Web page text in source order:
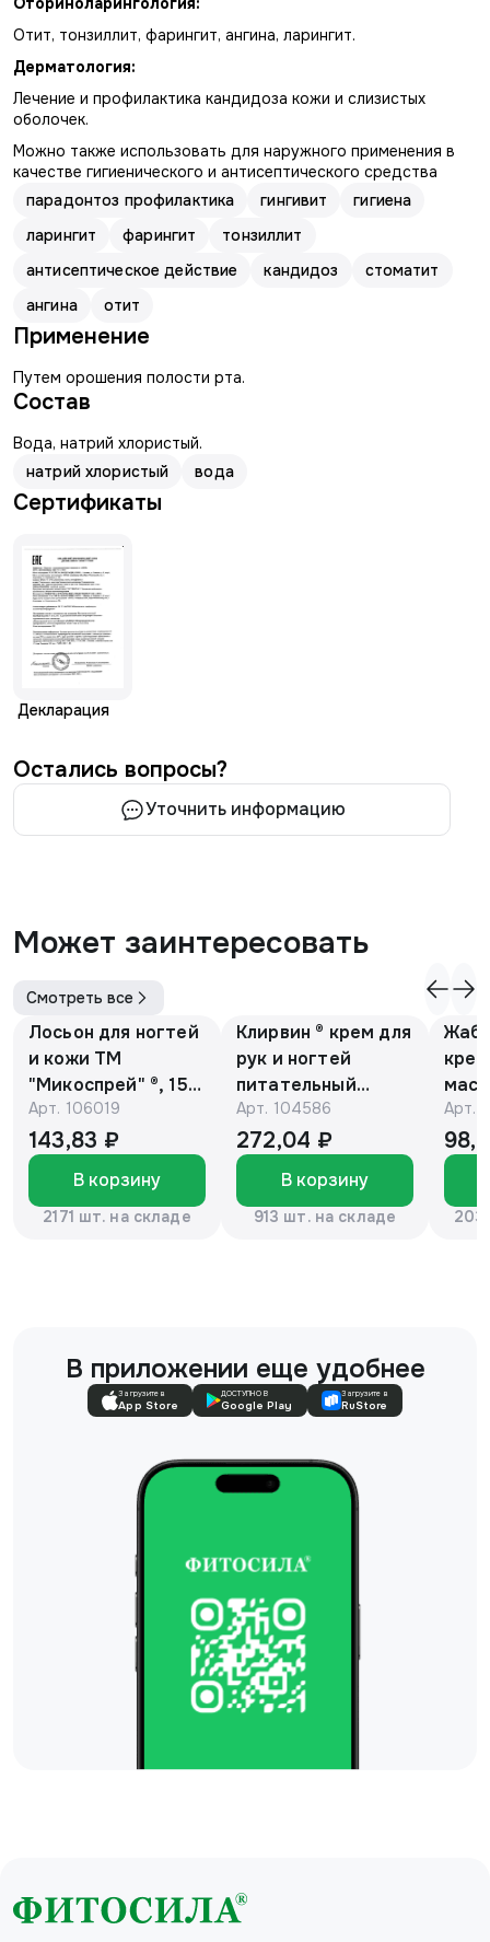
Отит, тонзиллит, фарингит, ангина, ларингит.
Дерматология:
Лечение и профилактика кандидоза кожи и слизистых
оболочек.
Можно также использовать для наружного применения в
качестве гигиенического и антисептического средства
парадонтоз профилактика
гингивит
гигиена
ларингит
фарингит
тонзиллит
антисептическое действие
кандидоз
стоматит
ангина
отит
Применение
Путем орошения полости рта.
Состав
Вода, натрий хлористый.
натрий хлористый
вода
Сертификаты
Декларация
Остались вопросы?
Уточнить информацию
Может заинтересовать
Смотреть все
Лосьон для ногтей
и кожи ТМ
"Микоспрей" ®, 15
мл
Арт. 106019
143,83 ₽
В корзину
2171 шт. на складе
Клирвин ® крем для
рук и ногтей
питательный
против
гиперпигментации
для осветления
кожи 75 г
Арт. 104586
272,04 ₽
В корзину
913 шт. на складе
Арт.
В приложении еще удобнее
Загрузите в
App Store
ДОСТУПНО В
Google Play
Загрузите в
RuStore